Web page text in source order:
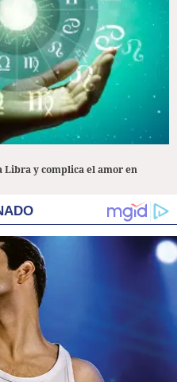
Libra y complica el amor en